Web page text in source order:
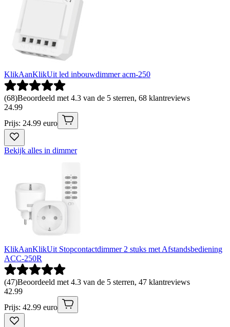
KlikAanKlikUit led inbouwdimmer acm-250
(68)Beoordeeld met 4.3 van de 5 sterren, 68 klantreviews
24.99
Prijs: 24.99 euro
Bekijk alles in dimmer
KlikAanKlikUit Stopcontactdimmer 2 stuks met Afstandsbediening
ACC-250R
(47)Beoordeeld met 4.3 van de 5 sterren, 47 klantreviews
42.99
Prijs: 42.99 euro